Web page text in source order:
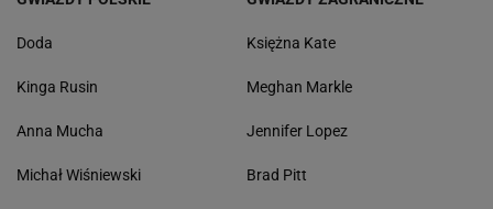
Doda
Kinga Rusin
Anna Mucha
Michał Wiśniewski
Księżna Kate
Meghan Markle
Jennifer Lopez
Brad Pitt